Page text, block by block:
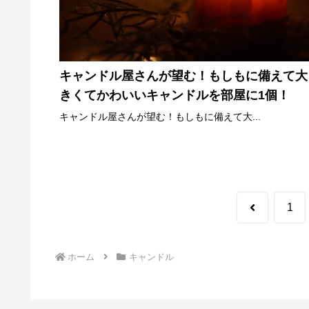
キャンドル屋さんが望む！もしもに備えて大
きくてかわいいキャンドルを部屋に1個！
キャンドル屋さんが望む！もしもに備えて大...
前 1
ホーム キャンドル